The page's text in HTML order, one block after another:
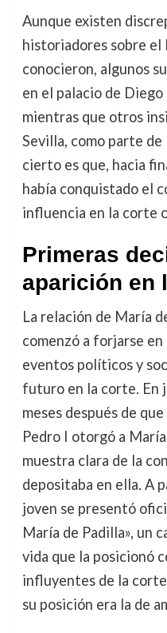
Aunque existen
historiadores sobre el
conocieron, algunos
en el palacio de
mientras que otros
Sevilla, como parte
cierto es que, hacia
había conquistado el
influencia en la corte
Primeras
aparición en
La relación de María
comenzó a forjarse
eventos políticos y
futuro en la corte. En
meses después de
Pedro I otorgó a
muestra clara de la
depositaba en ella. A
joven se presentó
María de Padilla», un
vida que la posicionó
influyentes de la
su posición era la de